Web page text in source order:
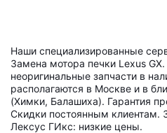
Наши специализированные
Замена мотора печки Lexus
неоригинальные запчасти в
располагаются в Москве и в
(Химки, Балашиха). Гарантия
Скидки постоянным клиентам.
Лексус ГИкс: низкие цены.